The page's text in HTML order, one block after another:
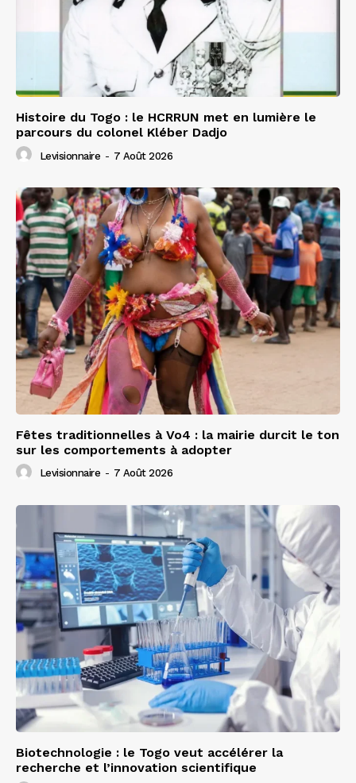
Histoire du Togo : le HCRRUN met en lumière le
parcours du colonel Kléber Dadjo
Levisionnaire - 7 Août 2026
Fêtes traditionnelles à Vo4 : la mairie durcit le ton
sur les comportements à adopter
Levisionnaire - 7 Août 2026
Biotechnologie : le Togo veut accélérer la
recherche et l’innovation scientifique